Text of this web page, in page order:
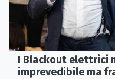
I Blackout elettrici
imprevedibile ma